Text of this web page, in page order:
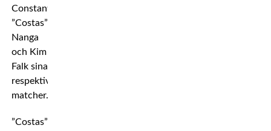
Constantino
”Costas”
Nanga
och Kim
Falk sina
respektive
matcher.
”Costas”